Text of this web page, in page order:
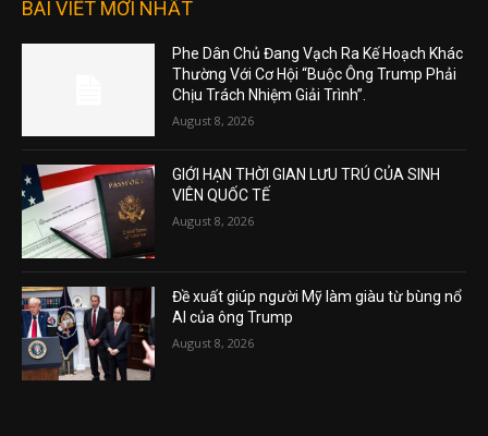
BÀI VIẾT MỚI NHẤT
Phe Dân Chủ Đang Vạch Ra Kế Hoạch Khác
Thường Với Cơ Hội “Buộc Ông Trump Phải
Chịu Trách Nhiệm Giải Trình”.
August 8, 2026
GIỚI HẠN THỜI GIAN LƯU TRÚ CỦA SINH
VIÊN QUỐC TẾ
August 8, 2026
Đề xuất giúp người Mỹ làm giàu từ bùng nổ
AI của ông Trump
August 8, 2026